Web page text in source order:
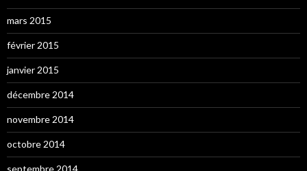
mars 2015
février 2015
janvier 2015
décembre 2014
novembre 2014
octobre 2014
septembre 2014